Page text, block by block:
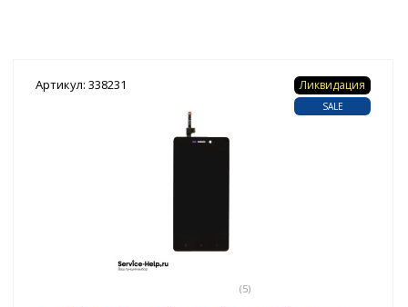
Артикул: 338231
(5)
Ликвидация
SALE